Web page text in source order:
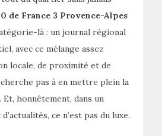
de France 3 Provence-Alpes
là : un journal régional
avec ce mélange assez
locale, de proximité et de
pas à en mettre plein la
honnêtement, dans un
ce n’est pas du luxe.